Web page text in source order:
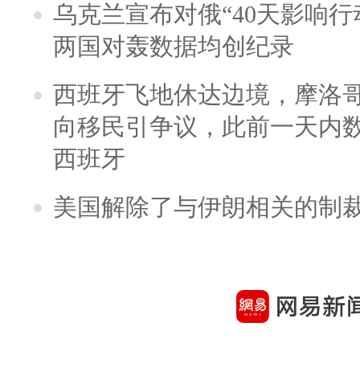
乌克兰宣布对俄“40天影响
两国对轰数据均创纪录
西班牙飞地休达边境，摩洛
向移民引争议，此前一天内
西班牙
美国解除了与伊朗相关的制